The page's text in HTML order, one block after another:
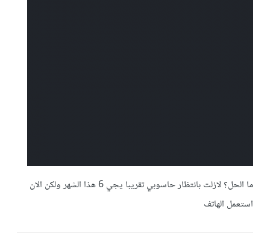
ما الحل؟ لازلت بانتظار حاسوبي تقريبا يجي 6 هذا الشهر ولكن الان
استعمل الهاتف